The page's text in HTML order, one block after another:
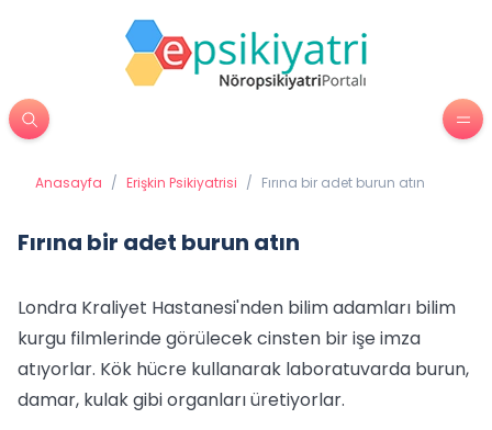
Anasayfa / Erişkin Psikiyatrisi / Fırına bir adet burun atın
Fırına bir adet burun atın
Londra Kraliyet Hastanesi'nden bilim adamları bilim
kurgu filmlerinde görülecek cinsten bir işe imza
atıyorlar. Kök hücre kullanarak laboratuvarda burun,
damar, kulak gibi organları üretiyorlar.